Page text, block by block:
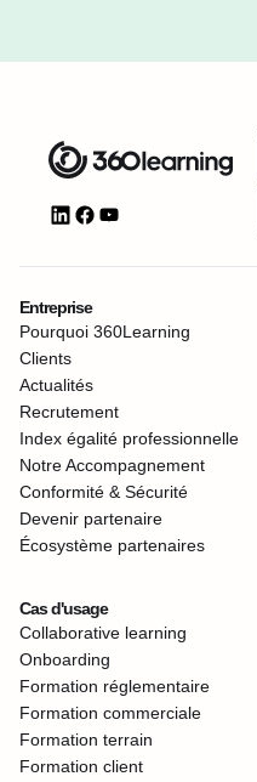
Entreprise
Pourquoi 360Learning
Clients
Actualités
Recrutement
Index égalité professionnelle
Notre Accompagnement
Conformité & Sécurité
Devenir partenaire
Écosystème partenaires
Cas d'usage
Collaborative learning
Onboarding
Formation réglementaire
Formation commerciale
Formation terrain
Formation client